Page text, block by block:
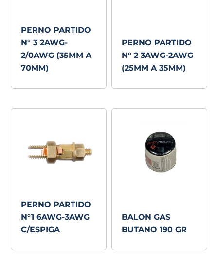
PERNO PARTIDO
N° 3 2AWG-
2/0AWG (35MM A
70MM)
PERNO PARTIDO
N° 2 3AWG-2AWG
(25MM A 35MM)
PERNO PARTIDO
N°1 6AWG-3AWG
C/ESPIGA
BALON GAS
BUTANO 190 GR